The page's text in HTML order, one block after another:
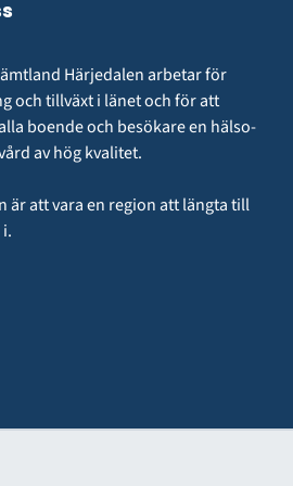
Härjedalen arbetar för
och tillväxt i länet och för att
boende och besökare en hälso-
av hög kvalitet.
är att vara en region att längta till